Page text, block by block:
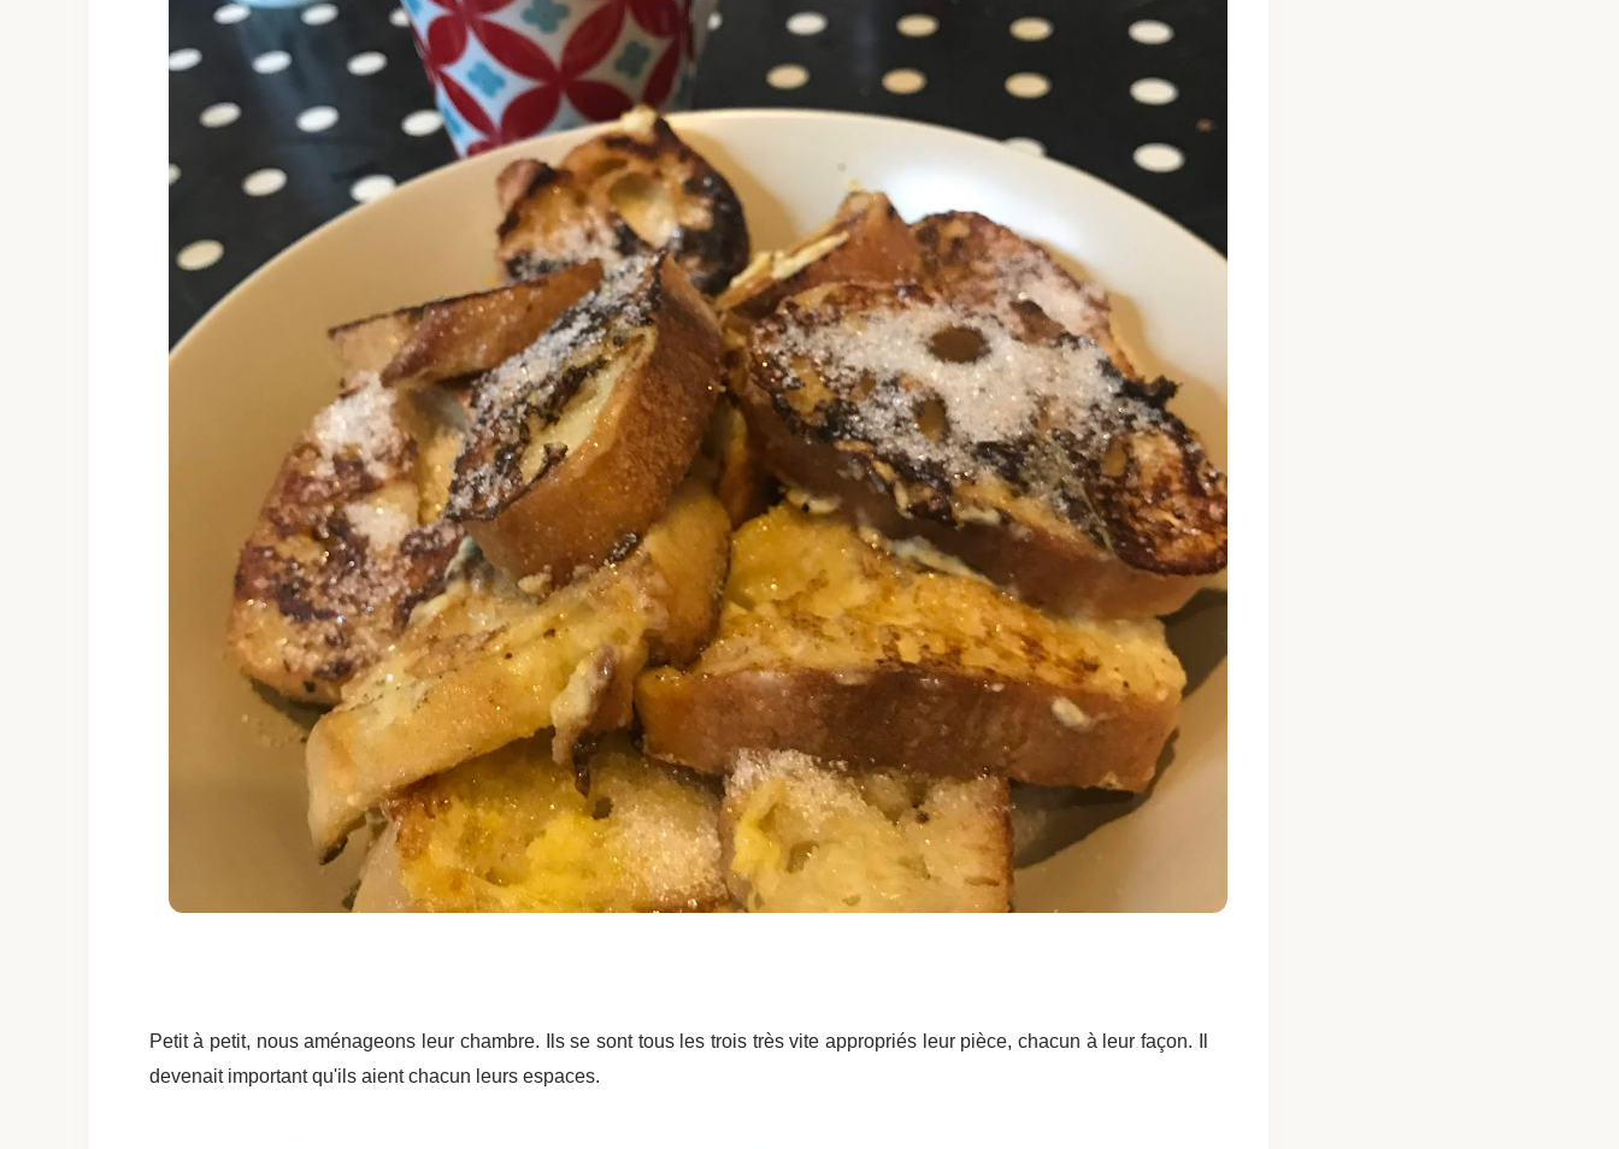
Petit à petit, nous aménageons leur chambre. Ils se sont tous les trois très vite appropriés leur pièce, chacun à leur façon. Il
devenait important qu'ils aient chacun leurs espaces.